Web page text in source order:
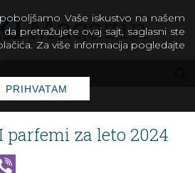
parfemi za leto 2024
Vaše iskustvo na našem
pretražujete ovaj sajt, saglasni ste
Za više informacija pogledajte
PRIHVATAM